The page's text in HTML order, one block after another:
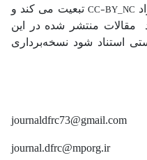
CC-BY_NC تبعیت می کند و
مقالات منتشر شده در این
استناد شود نسخه‌برداری
journaldfrc73@gmail.com
journal.dfrc@mporg.ir